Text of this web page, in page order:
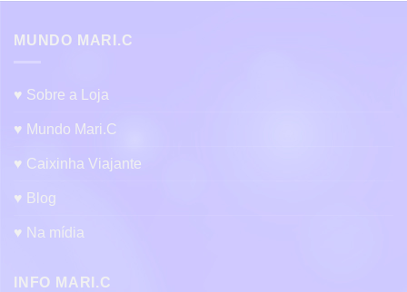
MUNDO MARI.C
♥ Sobre a Loja
♥ Mundo Mari.C
♥ Caixinha Viajante
♥ Blog
♥ Na mídia
INFO MARI.C